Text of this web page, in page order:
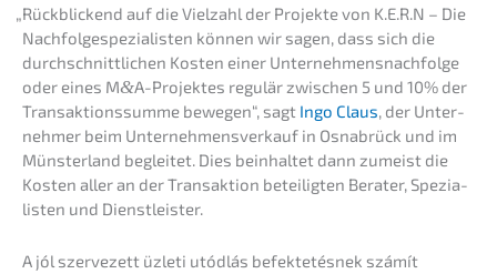
„Rückbli­ckend auf die Vielzahl der Projek­te von K.E.R.N – Die
Nachfolge­spezialisten können wir sagen, dass sich die
durch­schnitt­li­chen Kosten einer Unternehmens­nachfolge
oder eines M&A-Projektes regulär zwischen 5 und 10% der
Trans­ak­ti­ons­sum­me bewegen“, sagt Ingo Claus, der Unter­
neh­mer beim Unter­nehmens­verkauf in Osnabrück und im
Münster­land beglei­tet. Dies beinhal­tet dann zumeist die
Kosten aller an der Trans­ak­ti­on betei­lig­ten Berater, Spezia­
lis­ten und Dienstleister.
A jól szerve­zett üzleti utódlás befek­te­tés­nek számít